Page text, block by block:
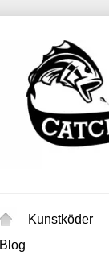
Kunstköder
Blog